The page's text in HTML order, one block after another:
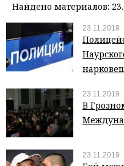
Найдено материалов: 23.
23.11.2019
23.11.2019
В
23.11.2019